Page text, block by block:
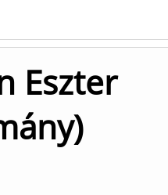
Eszter